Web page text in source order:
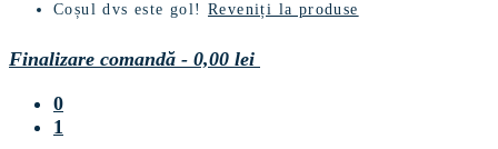
Coșul dvs este gol!Reveniți la produse
Finalizare comandă - 0,00 lei
0
1